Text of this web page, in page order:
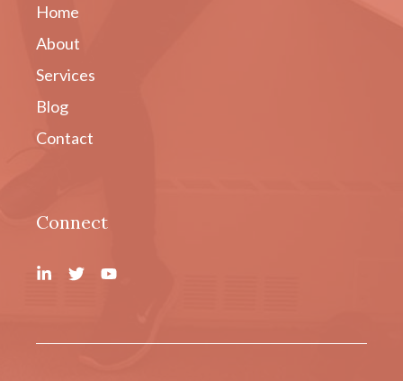
Home
About
Services
Blog
Contact
Connect